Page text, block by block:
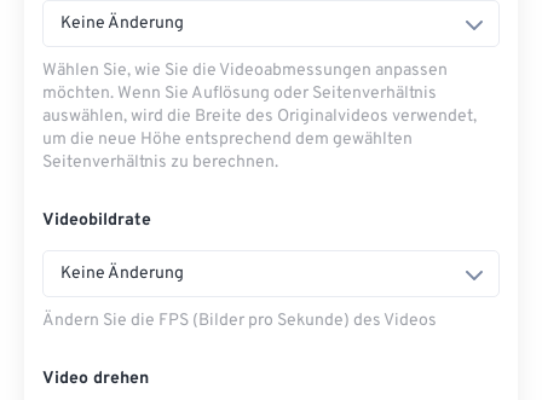
Keine Änderung
Wählen Sie, wie Sie die Videoabmessungen anpassen
möchten. Wenn Sie Auflösung oder Seitenverhältnis
auswählen, wird die Breite des Originalvideos verwendet,
um die neue Höhe entsprechend dem gewählten
Seitenverhältnis zu berechnen.
Videobildrate
Keine Änderung
Ändern Sie die FPS (Bilder pro Sekunde) des Videos
Video drehen